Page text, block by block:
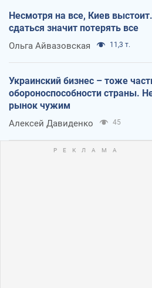
Несмотря на все, Киев
сдаться значит потерять все
Ольга Айвазовская 11,3 т.
Украинский бизнес – тоже
обороноспособности страны.
рынок чужим
Алексей Давиденко 45